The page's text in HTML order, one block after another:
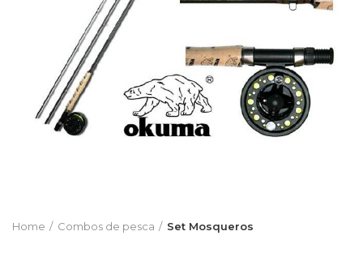
Home Combos de pesca Set Mosqueros